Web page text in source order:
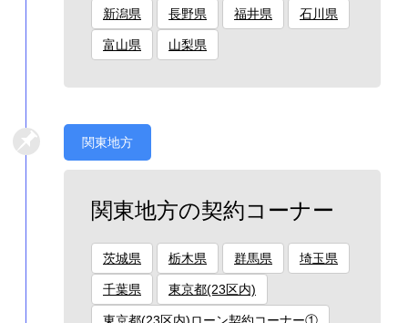
新潟県 長野県 福井県 石川県
富山県 山梨県
関東地方
関東地方の契約コーナー
茨城県 栃木県 群馬県 埼玉県
千葉県 東京都(23区内)
東京都(23区内)ローン契約コーナー①